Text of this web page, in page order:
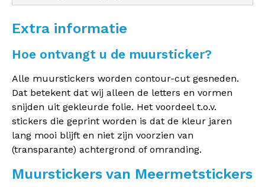
Extra informatie
Hoe ontvangt u de muursticker?
Alle muurstickers worden contour-cut gesneden.
Dat betekent dat wij alleen de letters en vormen
snijden uit gekleurde folie. Het voordeel t.o.v.
stickers die geprint worden is dat de kleur jaren
lang mooi blijft en niet zijn voorzien van
(transparante) achtergrond of omranding.
Muurstickers van Meermetstickers